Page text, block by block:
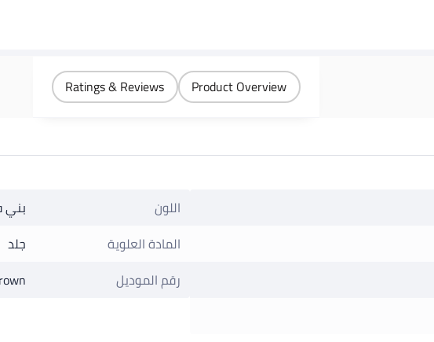
Product Overview
Ratings & Reviews
اللون
بني
المادة العلوية
جلد
رقم الموديل